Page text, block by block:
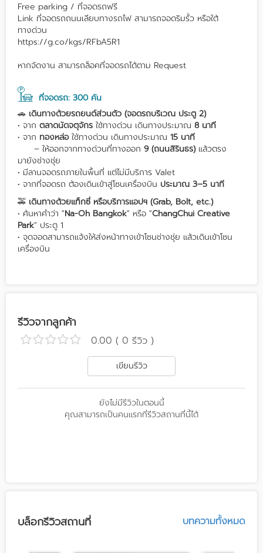
Free parking / ที่จอดรถฟรี
Link ที่จอดรถถนนเลียบทางรถไฟ สามารถจอดริมรั้ว หรือใต้
ทางด่วน
https://g.co/kgs/RFbA5R1
หากจัดงาน สามารถล็อคที่จอดรถได้ตาม Request
ที่จอดรถ: 300 คัน
🚗 เดินทางด้วยรถยนต์ส่วนตัว (จอดรถบริเวณ ประตู 2)
• จาก ตลาดนัดจตุจักร ใช้ทางด่วน เดินทางประมาณ 8 นาที
• จาก ทองหล่อใช้ทางด่วน เดินทางประมาณ 15 นาที
– ให้ออกจากทางด่วนที่ทางออก 9 (ถนนสิรินธร)แล้วตรง
มายังช่างชุ่ย
• มีลานจอดรถภายในพื้นที่ แต่ไม่มีบริการ Valet
• จากที่จอดรถ ต้องเดินเข้าสู่โซนเครื่องบิน ประมาณ 3–5 นาที
🚕 เดินทางด้วยแท็กซี่ หรือบริการแอปฯ (Grab, Bolt, etc.)
• ค้นหาคำว่า "Na-Oh Bangkok" หรือ "ChangChui Creative
Park" ประตู 1
• จุดจอดสามารถแจ้งให้ส่งหน้าทางเข้าโซนช่างชุ่ย แล้วเดินเข้าโซน
เครื่องบิน
รีวิวจากลูกค้า
0.00 ( 0 รีวิว )
เขียนรีวิว
ยังไม่มีรีวิวในตอนนี้
คุณสามารถเป็นคนแรกที่รีวิวสถานที่นี้ได้
บล็อกรีวิวสถานที่ บทความทั้งหมด